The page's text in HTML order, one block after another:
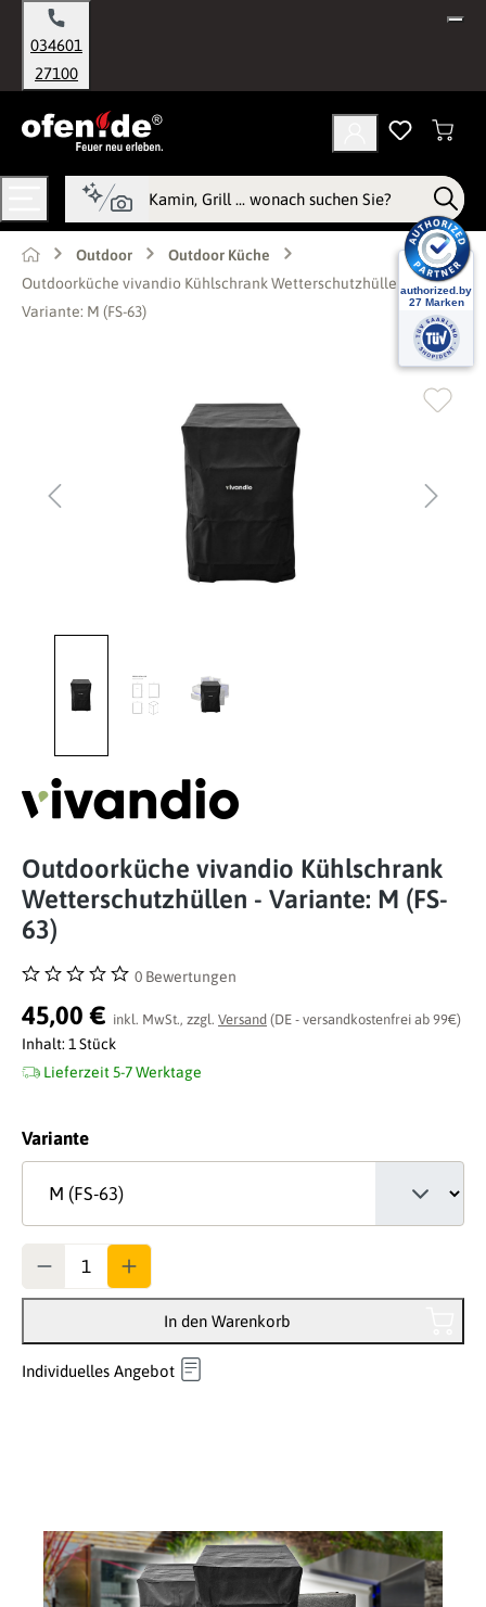
springen
034601
27100
Outdoor
Outdoor Küche
Outdoorküche vivandio Kühlschrank Wetterschutzhüllen -
Variante: M (FS-63)
Outdoorküche vivandio Kühlschrank
Wetterschutzhüllen - Variante: M (FS-
63)
Durchschnittliche Bewertung von 0 von 5 Sternen
0 Bewertungen
45,00 € inkl. MwSt., zzgl. Versand (DE - versandkostenfrei ab 99€)
Inhalt: 1 Stück
Lieferzeit 5-7 Werktage
Varianteauswählen
In den Warenkorb
Individuelles Angebot